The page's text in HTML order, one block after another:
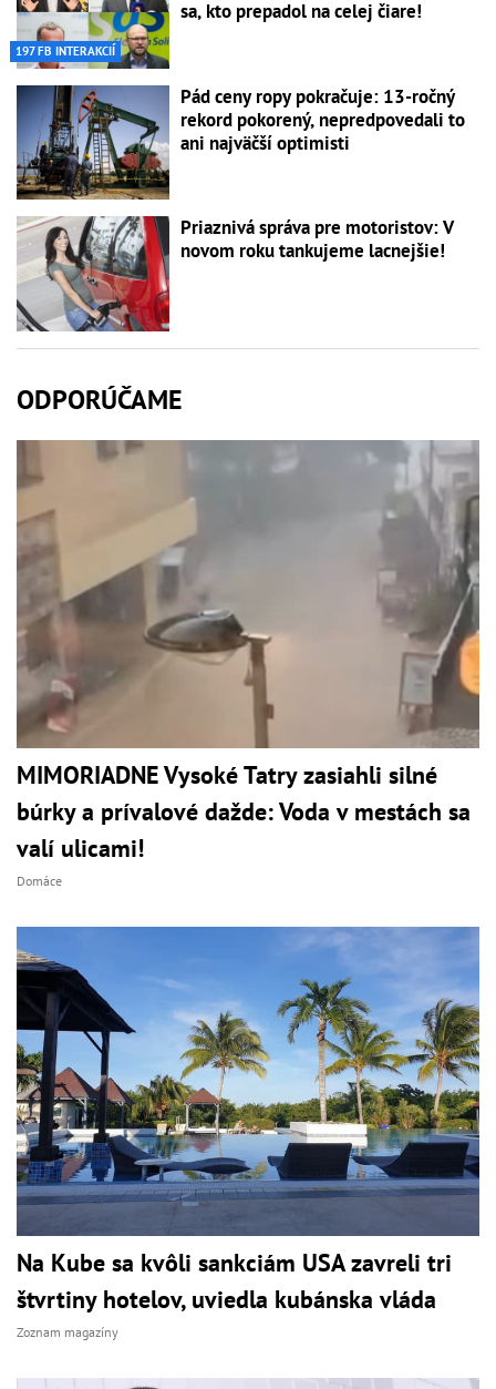
197 FB INTERAKCIÍ
sa, kto prepadol na celej čiare!
Pád ceny ropy pokračuje: 13-ročný
rekord pokorený, nepredpovedali to
ani najväčší optimisti
Priaznivá správa pre motoristov: V
novom roku tankujeme lacnejšie!
ODPORÚČAME
MIMORIADNE Vysoké Tatry zasiahli silné
búrky a prívalové dažde: Voda v mestách sa
valí ulicami!
Domáce
Na Kube sa kvôli sankciám USA zavreli tri
štvrtiny hotelov, uviedla kubánska vláda
Zoznam magazíny